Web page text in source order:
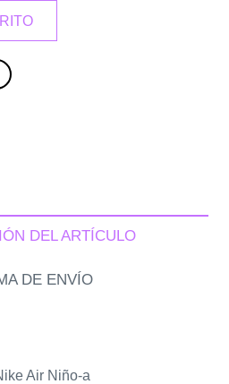
DEL ARTÍCULO
DE ENVÍO
Air Niño-a